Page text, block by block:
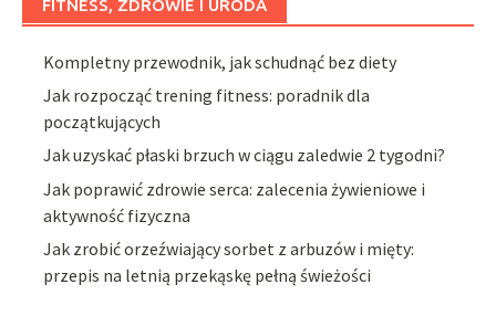
FITNESS, ZDROWIE I URODA
Kompletny przewodnik, jak schudnąć bez diety
Jak rozpocząć trening fitness: poradnik dla
początkujących
Jak uzyskać płaski brzuch w ciągu zaledwie 2 tygodni?
Jak poprawić zdrowie serca: zalecenia żywieniowe i
aktywność fizyczna
Jak zrobić orzeźwiający sorbet z arbuzów i mięty:
przepis na letnią przekąskę pełną świeżości